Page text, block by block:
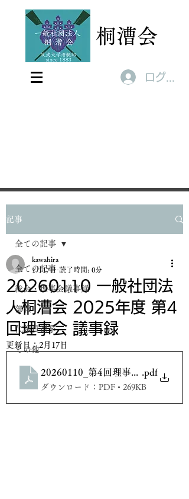
桐漕会
ログイン
記事
全ての記事
総会・理事会議事録
部報
代議員選挙
その他
全ての記事
20260110 一般社団法
人桐漕会 2025年度 第4
回理事会 議事録
kawahira
1月17日 読了時間: 0分
更新日：2月17日
20260110_第4回理事会議事録
.pdf
ダウンロード：PDF • 269KB